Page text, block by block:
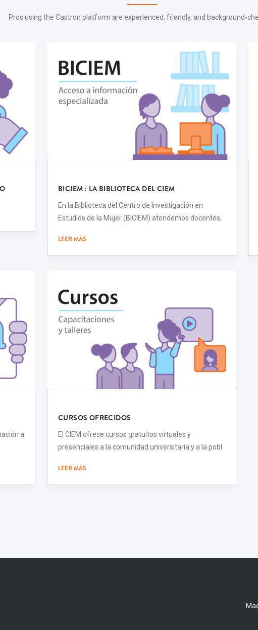
Pros using the Castron platform are experienced, friendly, and background-
BICIEM : LA BIBLIOTECA DEL CIEM
En la Biblioteca del Centro de Investigación en
Estudios de la Mujer (BICIEM) atendemos docentes,
LEER MÁS
a
CURSOS OFRECIDOS
El CIEM ofrece cursos gratuitos virtuales y
presenciales a la comunidad universitaria y a la pobl
LEER MÁS